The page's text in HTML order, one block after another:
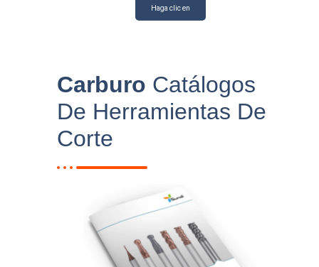
Haga clic en
Carburo Catálogos
De Herramientas De
Corte